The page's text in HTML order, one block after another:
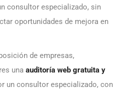
consultor especializado, sin
oportunidades de mejora en
de empresas,
una auditoría web gratuita y
un consultor especializado, con